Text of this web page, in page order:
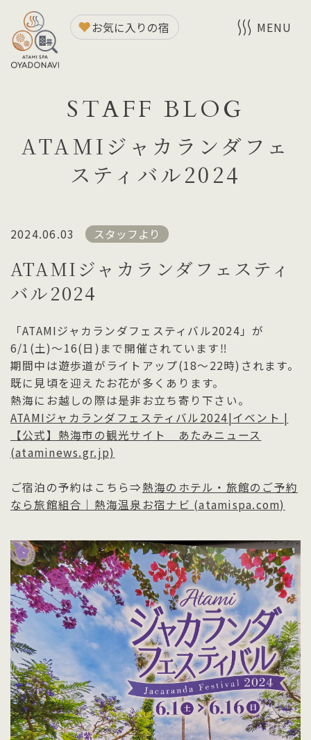
STAFF BLOG
ATAMIジャカランダフェ
スティバル2024
お気に入りの宿 MENU
2024.06.03 スタッフより
ATAMIジャカランダフェスティ
バル2024
「ATAMIジャカランダフェスティバル2024」が
6/1(土)～16(日)まで開催されています‼
期間中は遊歩道がライトアップ(18～22時)されます。
既に見頃を迎えたお花が多くあります。
熱海にお越しの際は是非お立ち寄り下さい。
ATAMIジャカランダフェスティバル2024|イベント |
【公式】熱海市の観光サイト あたみニュース
(ataminews.gr.jp)
ご宿泊の予約はこちら⇒熱海のホテル・旅館のご予約
なら旅館組合｜熱海温泉お宿ナビ (atamispa.com)